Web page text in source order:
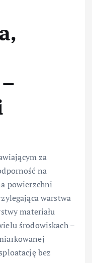
za
na
powierzchni
warstwa
materiału
środowiskach –
bez